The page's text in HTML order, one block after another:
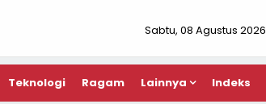
Sabtu, 08 Agustus 2026
Teknologi Ragam Lainnya Indeks